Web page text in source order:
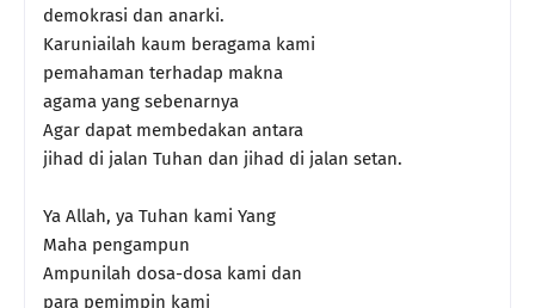
demokrasi dan anarki.
Karuniailah kaum beragama kami
pemahaman terhadap makna
agama yang sebenarnya
Agar dapat membedakan antara
jihad di jalan Tuhan dan jihad di jalan setan.
Ya Allah, ya Tuhan kami Yang
Maha pengampun
Ampunilah dosa-dosa kami dan
para pemimpin kami